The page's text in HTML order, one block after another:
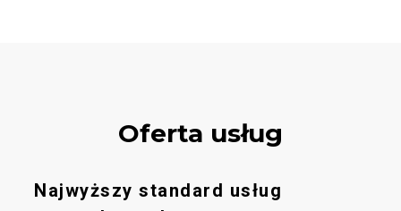
Oferta usług
Najwyższy standard usług